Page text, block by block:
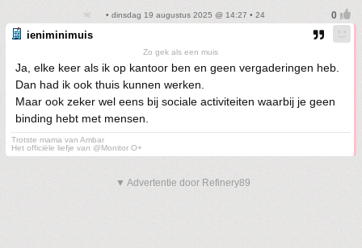
• dinsdag 19 augustus 2025 @ 14:27 • 24
ieniminimuis
Zo gek als een muis
Ja, elke keer als ik op kantoor ben en geen vergaderingen heb.
Dan had ik ook thuis kunnen werken.
Maar ook zeker wel eens bij sociale activiteiten waarbij je geen
binding hebt met mensen.
Trotste mama van Ambar
Het officiële liefje van @Monitor O+
▼ Advertentie door Refinery89